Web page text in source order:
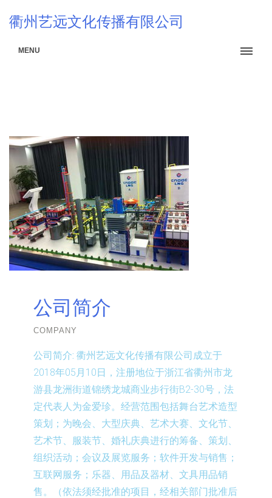
衢州艺远文化传播有限公司
MENU
公司简介
COMPANY
公司简介: 衢州艺远文化传播有限公司成立于
2018年05月10日，注册地位于浙江省衢州市龙
游县龙洲街道锦绣龙城商业步行街B2-30号，法
定代表人为金爱珍。经营范围包括舞台艺术造型
策划；为晚会、大型庆典、艺术大赛、文化节、
艺术节、服装节、婚礼庆典进行的筹备、策划、
组织活动；会议及展览服务；软件开发与销售；
互联网服务；乐器、用品及器材、文具用品销
售。（依法须经批准的项目，经相关部门批准后